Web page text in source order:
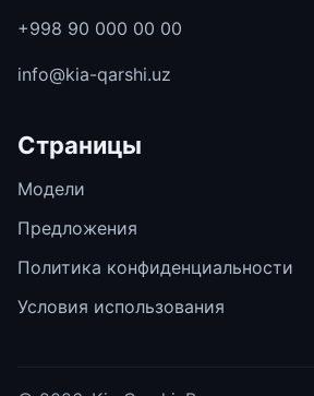
+998 90 000 00 00
info@kia-qarshi.uz
Страницы
Модели
Предложения
Политика конфиденциальности
Условия использования